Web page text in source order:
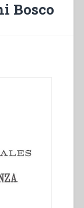
Bosco